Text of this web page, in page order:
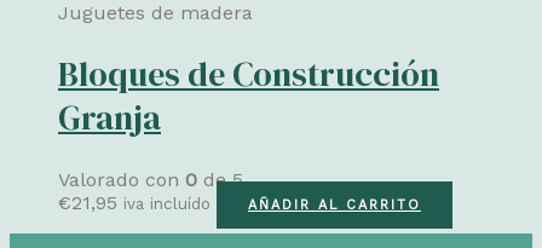
Juguetes de madera
Bloques de Construcción
Granja
Valorado con 0 de 5
€21,95 iva incluído AÑADIR AL CARRITO